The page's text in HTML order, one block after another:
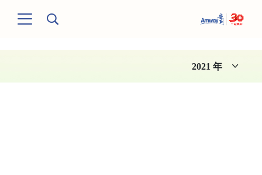
2021 年